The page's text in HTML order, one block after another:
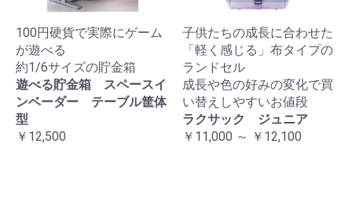
100円硬貨で実際にゲーム
が遊べる
約1/6サイズの貯金箱
遊べる貯金箱 スペースイ
ンベーダー テーブル筐体
型
￥12,500
子供たちの成長に合わせた
「軽く感じる」布タイプの
ランドセル
成長や色の好みの変化で買
い替えしやすいお値段
ラクサック ジュニア
￥11,000 ～ ￥12,100